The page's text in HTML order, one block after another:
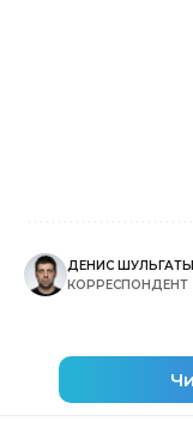
ДЕНИС
КОРРЕСПОНДЕНТ